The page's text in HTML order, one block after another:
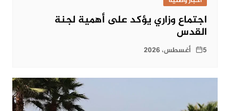
اجتماع وزاري يؤكد على أهمية لجنة
القدس
5 أغسطس، 2026